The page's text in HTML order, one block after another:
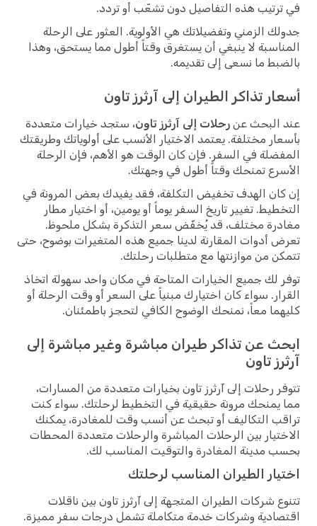
في ترتيب هذه التفاصيل دون تشعّب أو تردد.
جدولك الزمني وتفضيلاتك هي الأولوية. العثور على الرحلة
المناسبة لا ينبغي أن يستغرق وقتاً أطول مما يستحق، وهذا
بالضبط ما نسعى إلى تقديمه.
أسعار تذاكر الطيران إلى آرثرز تاون
عند البحث عن رحلات إلى آرثرز تاون، ستجد خيارات متعددة
بأسعار مختلفة. يعتمد الاختيار الأنسب على أولوياتك وطريقتك
المفضلة في السفر. فإن كان الوقت هو الأهم، فإن الرحلة
الأسرع تمنحك وقتاً أطول في وجهتك.
إن كان الهدف تخفيض التكلفة، فقد يفيدك بعض المرونة في
التخطيط. تغيير تاريخ السفر يوماً أو يومين، أو اختيار مطار
مغادرة مختلف، قد يُخفّض سعر التذكرة بشكل ملحوظ.
تعرض أدوات المقارنة لدينا جميع هذه المتغيرات بوضوح، حتى
تتمكن من موازنتها مع متطلبات رحلتك.
توفر لك جميع الخيارات المتاحة في مكان واحد سهولة اتخاذ
القرار. سواء كان اختيارك مبنياً على السعر أو وقت الرحلة أو
كليهما معاً، نمنحك الوضوح الكافي لتحجز باطمئنان.
ابحث عن تذاكر طيران مباشرة وغير مباشرة إلى
آرثرز تاون
تتوفر رحلات إلى آرثرز تاون بخيارات متعددة من المسارات،
مما يمنحك مرونة حقيقية في التخطيط لرحلتك. سواء كنت
تراقب التكاليف أو تبحث عن أنسب وقت للمغادرة، يمكنك
الاختيار بين الرحلات المباشرة والرحلات متعددة المحطات
بحسب مدينة المغادرة والتوقيت المناسب لك.
اختيار الطيران المناسب لرحلتك
تتنوع شركات الطيران المتجهة إلى آرثرز تاون بين ناقلات
اقتصادية وشركات خدمة متكاملة تشمل درجات سفر مميزة.